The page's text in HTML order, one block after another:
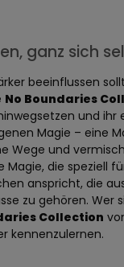
ganz sich
beeinflussen
No Boundaries
und ihr
Magie – eine
Wege und
die speziell
anspricht, die
zu gehören. Wer
Collection
kennenzulernen.